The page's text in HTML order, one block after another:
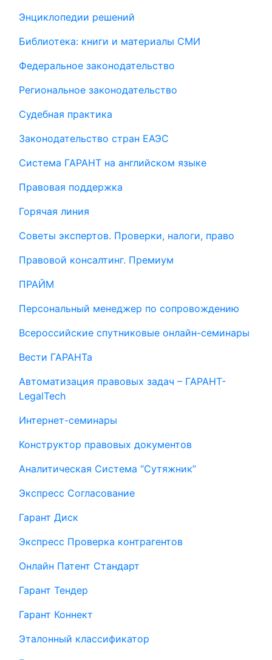
Энциклопедии решений
Библиотека: книги и материалы СМИ
Федеральное законодательство
Региональное законодательство
Судебная практика
Законодательство стран ЕАЭС
Система ГАРАНТ на английском языке
Правовая поддержка
Горячая линия
Советы экспертов. Проверки, налоги, право
Правовой консалтинг. Премиум
ПРАЙМ
Персональный менеджер по сопровождению
Всероссийские спутниковые онлайн-семинары
Вести ГАРАНТа
Автоматизация правовых задач – ГАРАНТ-
LegalTech
Интернет-семинары
Конструктор правовых документов
Аналитическая Система “Сутяжник”
Экспресс Согласование
Гарант Диск
Экспресс Проверка контрагентов
Онлайн Патент Стандарт
Гарант Тендер
Гарант Коннект
Эталонный классификатор